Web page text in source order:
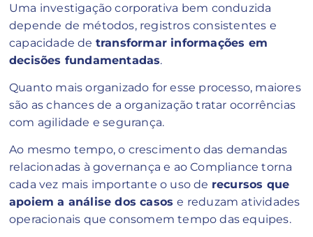
Uma investigação corporativa bem conduzida
depende de métodos, registros consistentes e
capacidade de transformar informações em
decisões fundamentadas.
Quanto mais organizado for esse processo, maiores
são as chances de a organização tratar ocorrências
com agilidade e segurança.
Ao mesmo tempo, o crescimento das demandas
relacionadas à governança e ao Compliance torna
cada vez mais importante o uso de recursos que
apoiem a análise dos casose reduzam atividades
operacionais que consomem tempo das equipes.